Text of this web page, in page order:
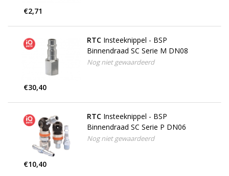
€2,71
RTC Insteeknippel - BSP
Binnendraad SC Serie M DN08
Nog niet gewaardeerd
€30,40
RTC Insteeknippel - BSP
Binnendraad SC Serie P DN06
Nog niet gewaardeerd
€10,40